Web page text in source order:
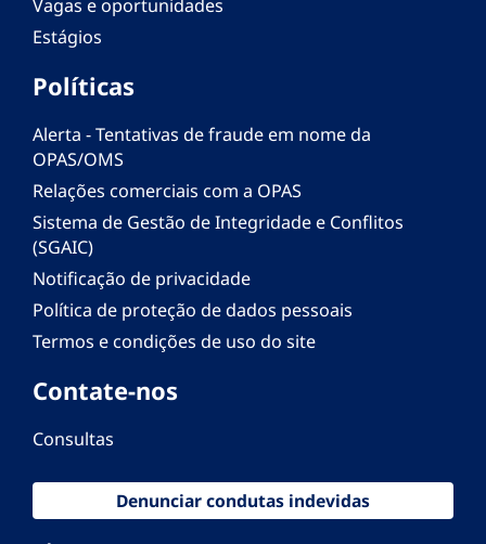
Vagas e oportunidades
Estágios
Políticas
Alerta - Tentativas de fraude em nome da
OPAS/OMS
Relações comerciais com a OPAS
Sistema de Gestão de Integridade e Conflitos
(SGAIC)
Notificação de privacidade
Política de proteção de dados pessoais
Termos e condições de uso do site
Contate-nos
Consultas
Denunciar condutas indevidas